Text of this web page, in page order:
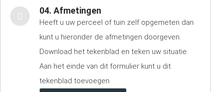
04. Afmetingen
Heeft u uw perceel of tuin zelf opgemeten dan
kunt u hieronder de afmetingen doorgeven.
Download het tekenblad en teken uw situatie.
Aan het einde van dit formulier kunt u dit
tekenblad toevoegen